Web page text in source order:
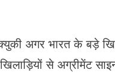
अगर भारत के बड़े
से अग्रीमेंट